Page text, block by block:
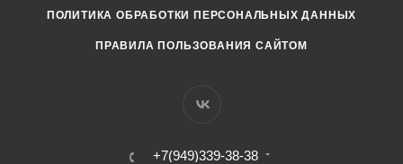
ПОЛИТИКА ОБРАБОТКИ ПЕРСОНАЛЬНЫХ ДАННЫХ
ПРАВИЛА ПОЛЬЗОВАНИЯ САЙТОМ
+7(949)339-38-38